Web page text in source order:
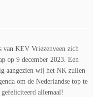
van KEV Vriezenveen zich
op 9 december 2023. Een
aangezien wij het NK zullen
om de Nederlandse top te
allemaal!